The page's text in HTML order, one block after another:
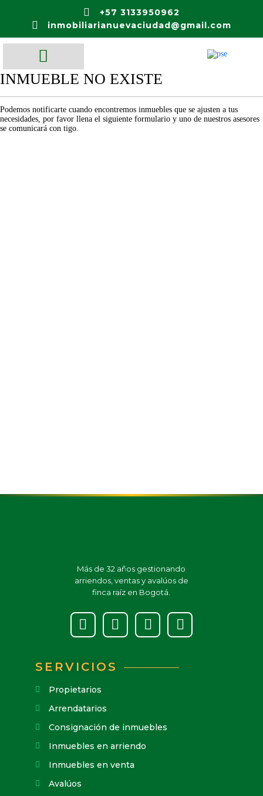
+57 3133950962
inmobiliarianuevaciudad@gmail.com
INMUEBLE NO EXISTE
Podemos notificarte cuando encontremos inmuebles que se ajusten a tus
necesidades, por favor llena el siguiente formulario y uno de nuestros asesores
se comunicará con tigo.
Más de 32 años gestionando
arriendos, ventas y avalúos de
finca raíz en Bogotá.
SERVICIOS
Propietarios
Arrendatarios
Consignación de inmuebles
Inmuebles en arriendo
Inmuebles en venta
Avalúos